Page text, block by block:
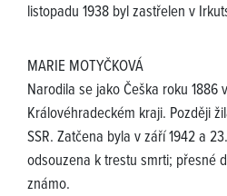
listopadu 1938 byl zastřelen v
MARIE MOTYČKOVÁ
Narodila se jako Češka roku 1886
Královéhradeckém kraji. Později
SSR. Zatčena byla v září 1942 a
odsouzena k trestu smrti; přesné
známo.